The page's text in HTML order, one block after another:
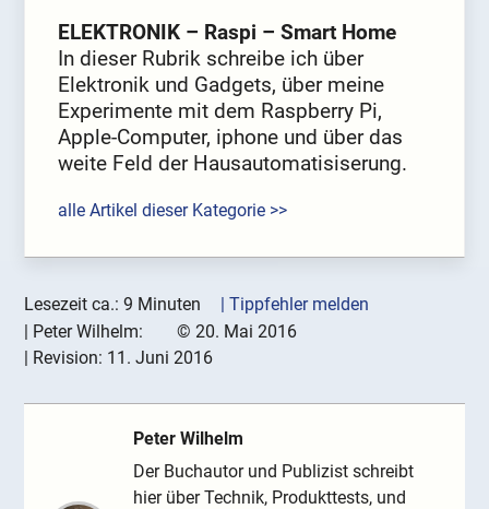
ELEKTRONIK – Raspi – Smart Home
In dieser Rubrik schreibe ich über
Elektronik und Gadgets, über meine
Experimente mit dem Raspberry Pi,
Apple-Computer, iphone und über das
weite Feld der Hausautomatisiserung.
alle Artikel dieser Kategorie >>
Lesezeit ca.: 9 Minuten
| Tippfehler melden
| Peter Wilhelm: © 20. Mai 2016
| Revision: 11. Juni 2016
Peter Wilhelm
Der Buchautor und Publizist schreibt
hier über Technik, Produkttests, und